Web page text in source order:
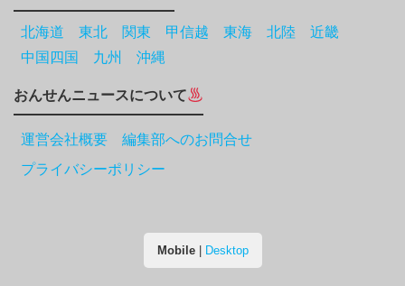
北海道 東北 関東 甲信越 東海 北陸
近畿
中国四国
九州 沖縄
おんせんニュースについて
運営会社概要 編集部へのお問合せ
プライバシーポリシー
Mobile| Desktop